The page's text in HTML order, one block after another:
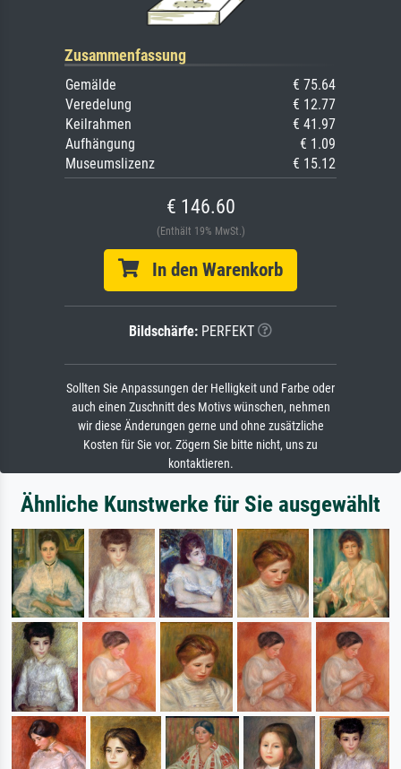
Zusammenfassung
Gemälde
€ 75.64
Veredelung
€ 12.77
Keilrahmen
€ 41.97
Aufhängung
€ 1.09
Museumslizenz
€ 15.12
€ 146.60
(Enthält 19% MwSt.)
In den Warenkorb
Bildschärfe: PERFEKT
Sollten Sie Anpassungen der Helligkeit und Farbe oder
auch einen Zuschnitt des Motivs wünschen, nehmen
wir diese Änderungen gerne und ohne zusätzliche
Kosten für Sie vor. Zögern Sie bitte nicht, uns zu
kontaktieren.
Ähnliche Kunstwerke für Sie ausgewählt